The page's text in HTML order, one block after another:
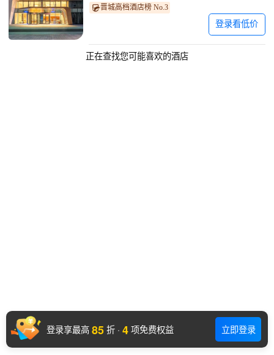
晋城高档酒店榜 No.3
登录看低价
正在查找您可能喜欢的酒店
登录享最高 85 折 · 4 项免费权益 立即登录